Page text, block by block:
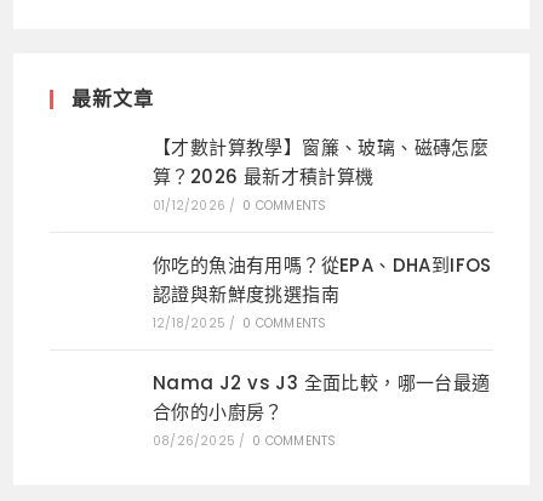
最新文章
【才數計算教學】窗簾、玻璃、磁磚怎麼
算？2026 最新才積計算機
01/12/2026 / 0 COMMENTS
你吃的魚油有用嗎？從EPA、DHA到IFOS
認證與新鮮度挑選指南
12/18/2025 / 0 COMMENTS
Nama J2 vs J3 全面比較，哪一台最適
合你的小廚房？
08/26/2025 / 0 COMMENTS